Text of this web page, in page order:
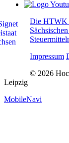
Die HTWK
Impressum
© 2026
Leipzig
MobileNavi